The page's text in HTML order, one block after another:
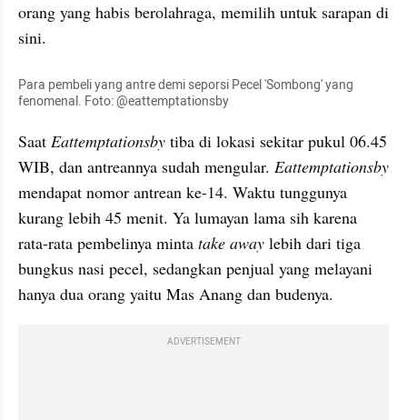
orang yang habis berolahraga, memilih untuk sarapan di
sini.
Para pembeli yang antre demi seporsi Pecel 'Sombong' yang
fenomenal. Foto: @eattemptationsby
Saat Eattemptationsby tiba di lokasi sekitar pukul 06.45
WIB, dan antreannya sudah mengular.
mendapat nomor antrean ke-14. Waktu tunggunya
kurang lebih 45 menit. Ya lumayan lama sih karena
rata-rata pembelinya minta take away lebih dari tiga
bungkus nasi pecel, sedangkan penjual yang melayani
hanya dua orang yaitu Mas Anang dan budenya.
ADVERTISEMENT